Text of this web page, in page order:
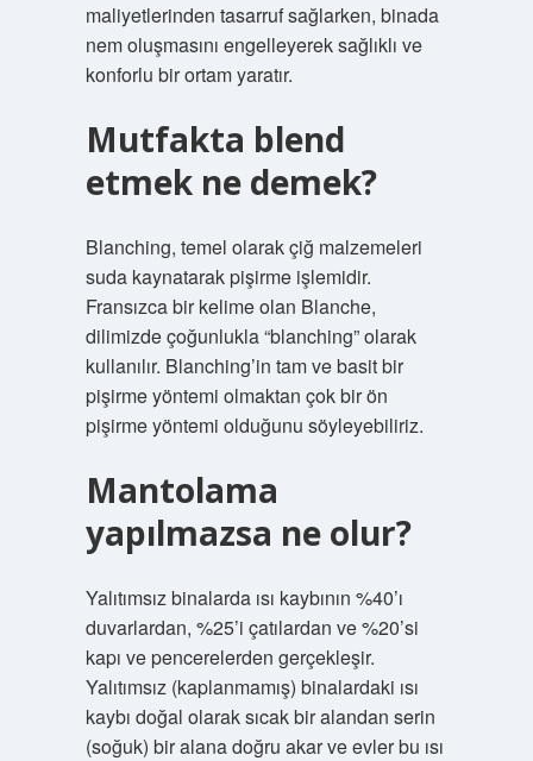
maliyetlerinden tasarruf sağlarken, binada
nem oluşmasını engelleyerek sağlıklı ve
konforlu bir ortam yaratır.
Mutfakta blend
etmek ne demek?
Blanching, temel olarak çiğ malzemeleri
suda kaynatarak pişirme işlemidir.
Fransızca bir kelime olan Blanche,
dilimizde çoğunlukla “blanching” olarak
kullanılır. Blanching’in tam ve basit bir
pişirme yöntemi olmaktan çok bir ön
pişirme yöntemi olduğunu söyleyebiliriz.
Mantolama
yapılmazsa ne olur?
Yalıtımsız binalarda ısı kaybının %40’ı
duvarlardan, %25’i çatılardan ve %20’si
kapı ve pencerelerden gerçekleşir.
Yalıtımsız (kaplanmamış) binalardaki ısı
kaybı doğal olarak sıcak bir alandan serin
(soğuk) bir alana doğru akar ve evler bu ısı